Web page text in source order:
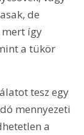
de
mert így
a tükör
tesz egy
mennyezeti
a